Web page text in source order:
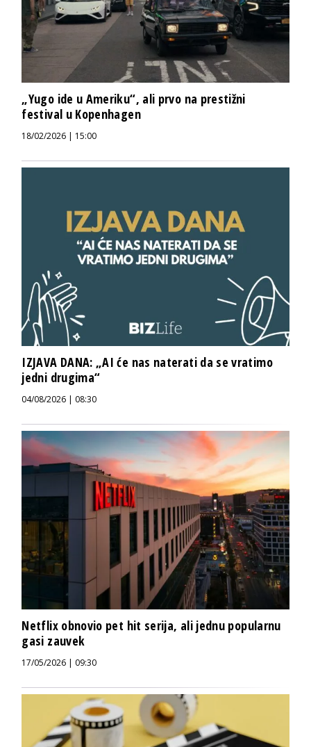
„Yugo ide u Ameriku“, ali prvo na prestižni
festival u Kopenhagen
18/02/2026 | 15:00
IZJAVA DANA: „AI će nas naterati da se vratimo
jedni drugima“
04/08/2026 | 08:30
Netflix obnovio pet hit serija, ali jednu popularnu
gasi zauvek
17/05/2026 | 09:30